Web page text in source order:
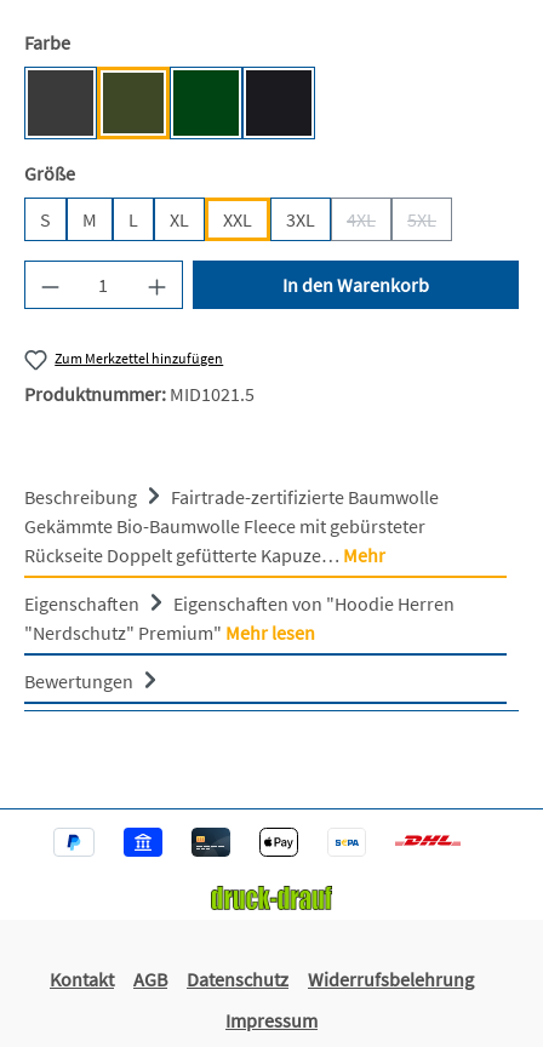
Farbeauswählen
Größeauswählen
S
M L XL XXL 3XL 4XL
(Diese Option ist zurzeit
5XL
(Diese Option
Produkt Anzahl: Gib den gewünschten Wert
In den Warenkorb
Zum Merkzettel hinzufügen
Produktnummer: MID1021.5
Beschreibung
Fairtrade-zertifizierte Baumwolle
Gekämmte Bio-Baumwolle Fleece mit gebürsteter
Rückseite Doppelt gefütterte Kapuze… Mehr
Eigenschaften
Eigenschaften von "Hoodie Herren
"Nerdschutz" Premium" Mehr lesen
Bewertungen
Kontakt AGB Datenschutz
Widerrufsbelehrung
Impressum